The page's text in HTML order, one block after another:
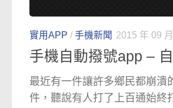
實用APP / 手機新聞 2015 年 09
手機自動撥號app –
最近有一件讓許多鄉民都崩潰
件，聽說有人打了上百通始終